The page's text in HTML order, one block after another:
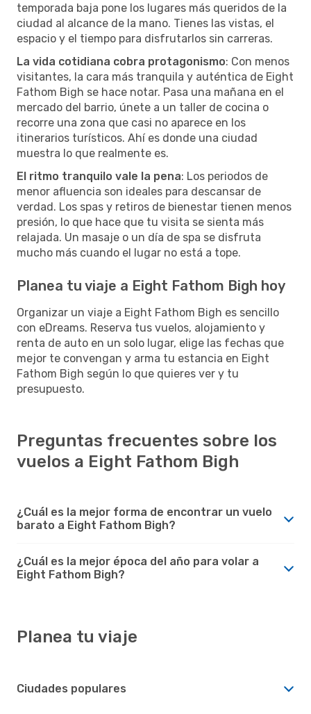
temporada baja pone los lugares más queridos de la
ciudad al alcance de la mano. Tienes las vistas, el
espacio y el tiempo para disfrutarlos sin carreras.
La vida cotidiana cobra protagonismo: Con menos
visitantes, la cara más tranquila y auténtica de Eight
Fathom Bigh se hace notar. Pasa una mañana en el
mercado del barrio, únete a un taller de cocina o
recorre una zona que casi no aparece en los
itinerarios turísticos. Ahí es donde una ciudad
muestra lo que realmente es.
El ritmo tranquilo vale la pena: Los periodos de
menor afluencia son ideales para descansar de
verdad. Los spas y retiros de bienestar tienen menos
presión, lo que hace que tu visita se sienta más
relajada. Un masaje o un día de spa se disfruta
mucho más cuando el lugar no está a tope.
Planea tu viaje a Eight Fathom Bigh hoy
Organizar un viaje a Eight Fathom Bigh es sencillo
con eDreams. Reserva tus vuelos, alojamiento y
renta de auto en un solo lugar, elige las fechas que
mejor te convengan y arma tu estancia en Eight
Fathom Bigh según lo que quieres ver y tu
presupuesto.
Preguntas frecuentes sobre los
vuelos a Eight Fathom Bigh
¿Cuál es la mejor forma de encontrar un vuelo
barato a Eight Fathom Bigh?
¿Cuál es la mejor época del año para volar a
Eight Fathom Bigh?
Planea tu viaje
Ciudades populares